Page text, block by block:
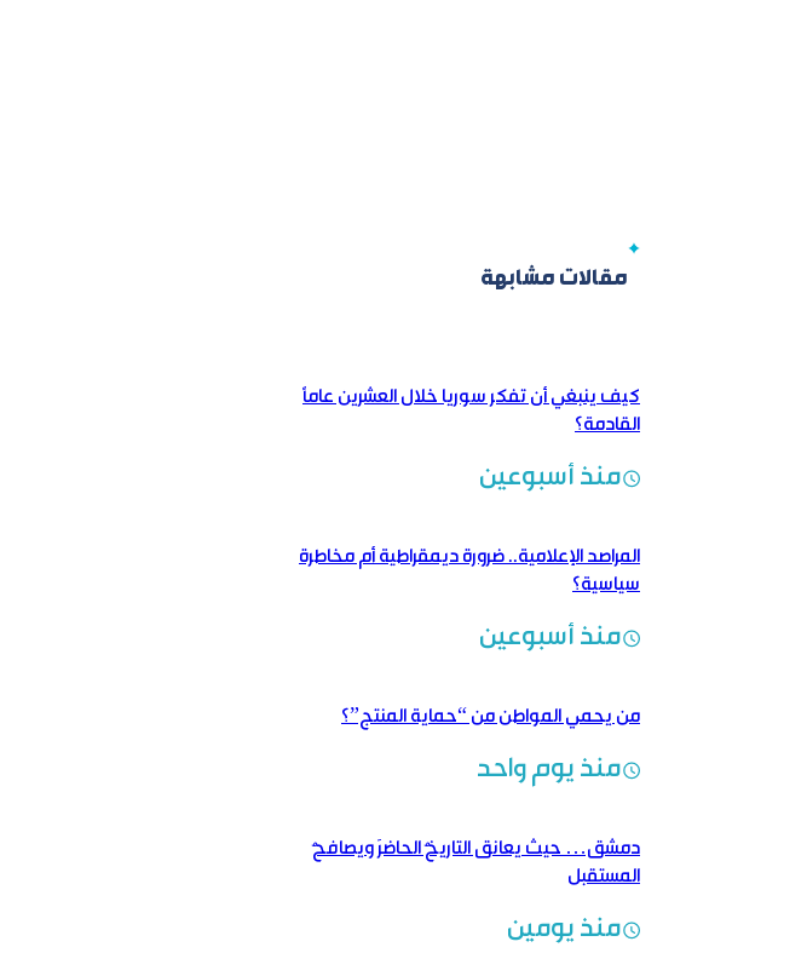
مقالات مشابهة
كيف ينبغي أن تفكر سوريا خلال العشرين عاماً
القادمة؟
منذ أسبوعين
المراصد الإعلامية.. ضرورة ديمقراطية أم مخاطرة
سياسية؟
منذ أسبوعين
من يحمي المواطن من “حماية المنتج”؟
منذ يوم واحد
دمشق… حيث يعانق التاريخُ الحاضرَ ويصافحُ
المستقبل
منذ يومين